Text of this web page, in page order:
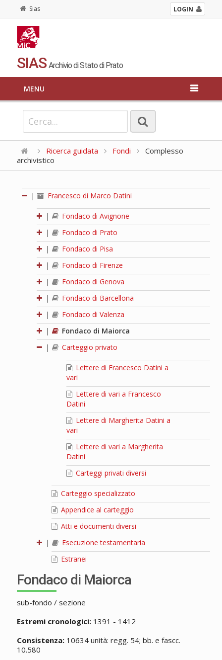
Sias LOGIN
SIAS Archivio di Stato di Prato
MENU
Ricerca guidata Fondi
Complesso
archivistico
| Francesco di Marco Datini
|
Fondaco di Avignone
|
Fondaco di Prato
|
Fondaco di Pisa
|
Fondaco di Firenze
|
Fondaco di Genova
|
Fondaco di Barcellona
|
Fondaco di Valenza
|
Fondaco di Maiorca
|
Carteggio privato
Lettere di Francesco Datini a
vari
Lettere di vari a Francesco
Datini
Lettere di Margherita Datini a
vari
Lettere di vari a Margherita
Datini
Carteggi privati diversi
Carteggio specializzato
Appendice al carteggio
Atti e documenti diversi
|
Esecuzione testamentaria
Estranei
Fondaco di Maiorca
sub-fondo / sezione
Estremi cronologici:1391 - 1412
Consistenza:10634 unità: regg. 54; bb. e fascc.
10.580